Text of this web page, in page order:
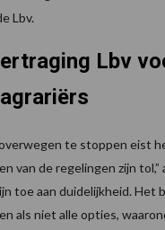
Lbv.
Lbv
te stoppen eist
van de regelingen zijn tol,”
toe aan duidelijkheid. Het
als niet alle opties,